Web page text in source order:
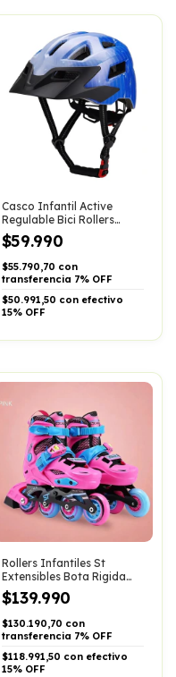
Casco Infantil Active
Regulable Bici Rollers
Skate Patinaje
$59.990
$55.790,70 con
transferencia 7% OFF
$50.991,50 con efectivo
15% OFF
Rollers Infantiles St
Extensibles Bota Rigida
Abec7 Aluminio
$139.990
$130.190,70 con
transferencia 7% OFF
$118.991,50 con efectivo
15% OFF